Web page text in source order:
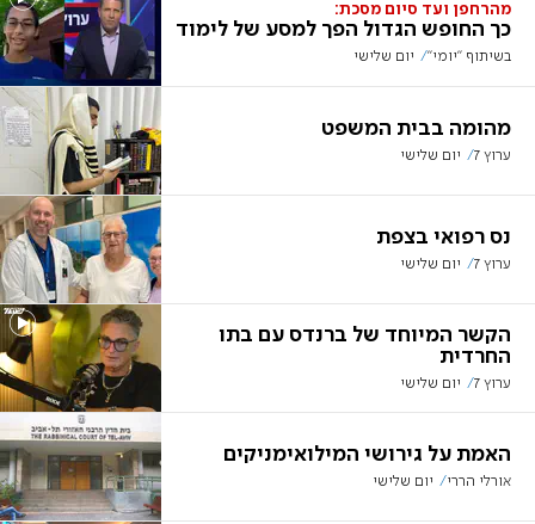
מהרחפן ועד סיום מסכת:
כך החופש הגדול הפך למסע של לימוד
בשיתוף "יומי" יום שלישי
מהומה בבית המשפט
ערוץ 7 יום שלישי
נס רפואי בצפת
ערוץ 7 יום שלישי
הקשר המיוחד של ברנדס עם בתו
החרדית
ערוץ 7 יום שלישי
האמת על גירושי המילואימניקים
אורלי הררי יום שלישי